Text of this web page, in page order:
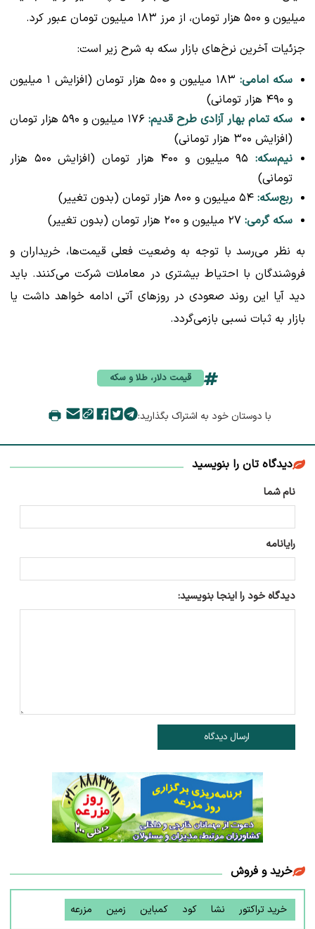
میلیون و ۵۰۰ هزار تومان، از مرز ۱۸۳ میلیون تومان عبور کرد.
جزئیات آخرین نرخ‌های بازار سکه به شرح زیر است:
سکه امامی:
۱۸۳ میلیون و ۵۰۰ هزار تومان (افزایش ۱ میلیون
و ۴۹۰ هزار تومانی)
سکه تمام بهار آزادی طرح قدیم:
۱۷۶ میلیون و ۵۹۰ هزار تومان
(افزایش ۳۰۰ هزار تومانی)
نیم‌سکه:
۹۵ میلیون و ۴۰۰ هزار تومان (افزایش ۵۰۰ هزار
تومانی)
ربع‌سکه:
سکه گرمی:
به نظر می‌رسد با توجه به وضعیت فعلی قیمت‌ها، خریداران و
فروشندگان با احتیاط بیشتری در معاملات شرکت می‌کنند. باید
دید آیا این روند صعودی در روزهای آتی ادامه خواهد داشت یا
بازار به ثبات نسبی بازمی‌گردد.
قیمت دلار، طلا و سکه
با دوستان خود به اشتراک بگذارید:
دیدگاه تان را بنویسید
نام شما
رایانامه
دیدگاه خود را اینجا بنویسید:
ارسال دیدگاه
خرید و فروش
خرید تراکتور نشا کود کمباین زمین مزرعه